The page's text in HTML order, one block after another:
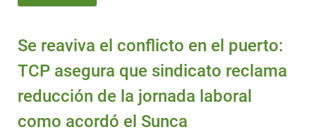
Se reaviva el conflicto en el puerto:
TCP asegura que sindicato reclama
reducción de la jornada laboral
como acordó el Sunca